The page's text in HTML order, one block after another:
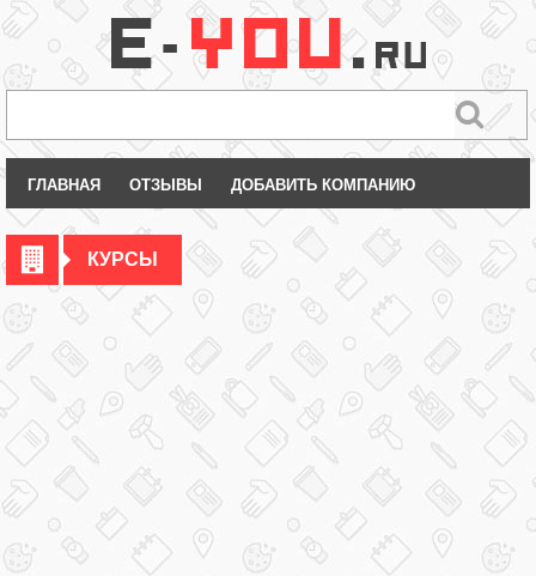
ГЛАВНАЯ ОТЗЫВЫ ДОБАВИТЬ КОМПАНИЮ
КУРСЫ